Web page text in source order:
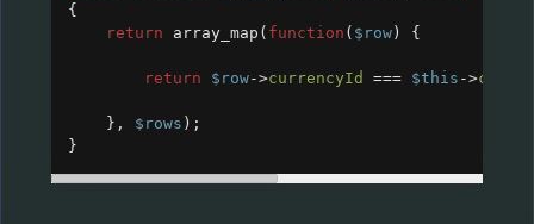
{
return
array_map ( function ( $row ) {
return $row->currencyId === $this ->
}, $rows );
}